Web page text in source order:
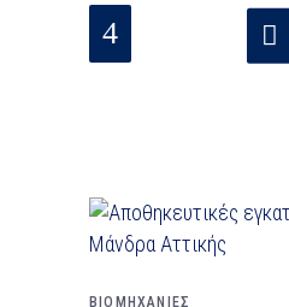
ΒΙΟΜΗΧΑΝΙΕΣ